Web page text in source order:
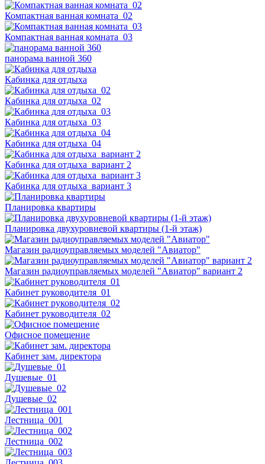
Компактная ванная комната_02
Компактная ванная комната_03
панорама ванной 360
Кабинка для отдыха
Кабинка для отдыха_02
Кабинка для отдыха_03
Кабинка для отдыха_04
Кабинка для отдыха_вариант 2
Кабинка для отдыха_вариант 3
Планировка квартиры
Планировка двухуровневой квартиры (1-й этаж)
Магазин радиоуправляемых моделей "Авиатор"
Магазин радиоуправляемых моделей "Авиатор" вариант 2
Кабинет руководителя_01
Кабинет руководителя_02
Офисное помещение
Кабинет зам. директора
Душевые_01
Душевые_02
Лестница_001
Лестница_002